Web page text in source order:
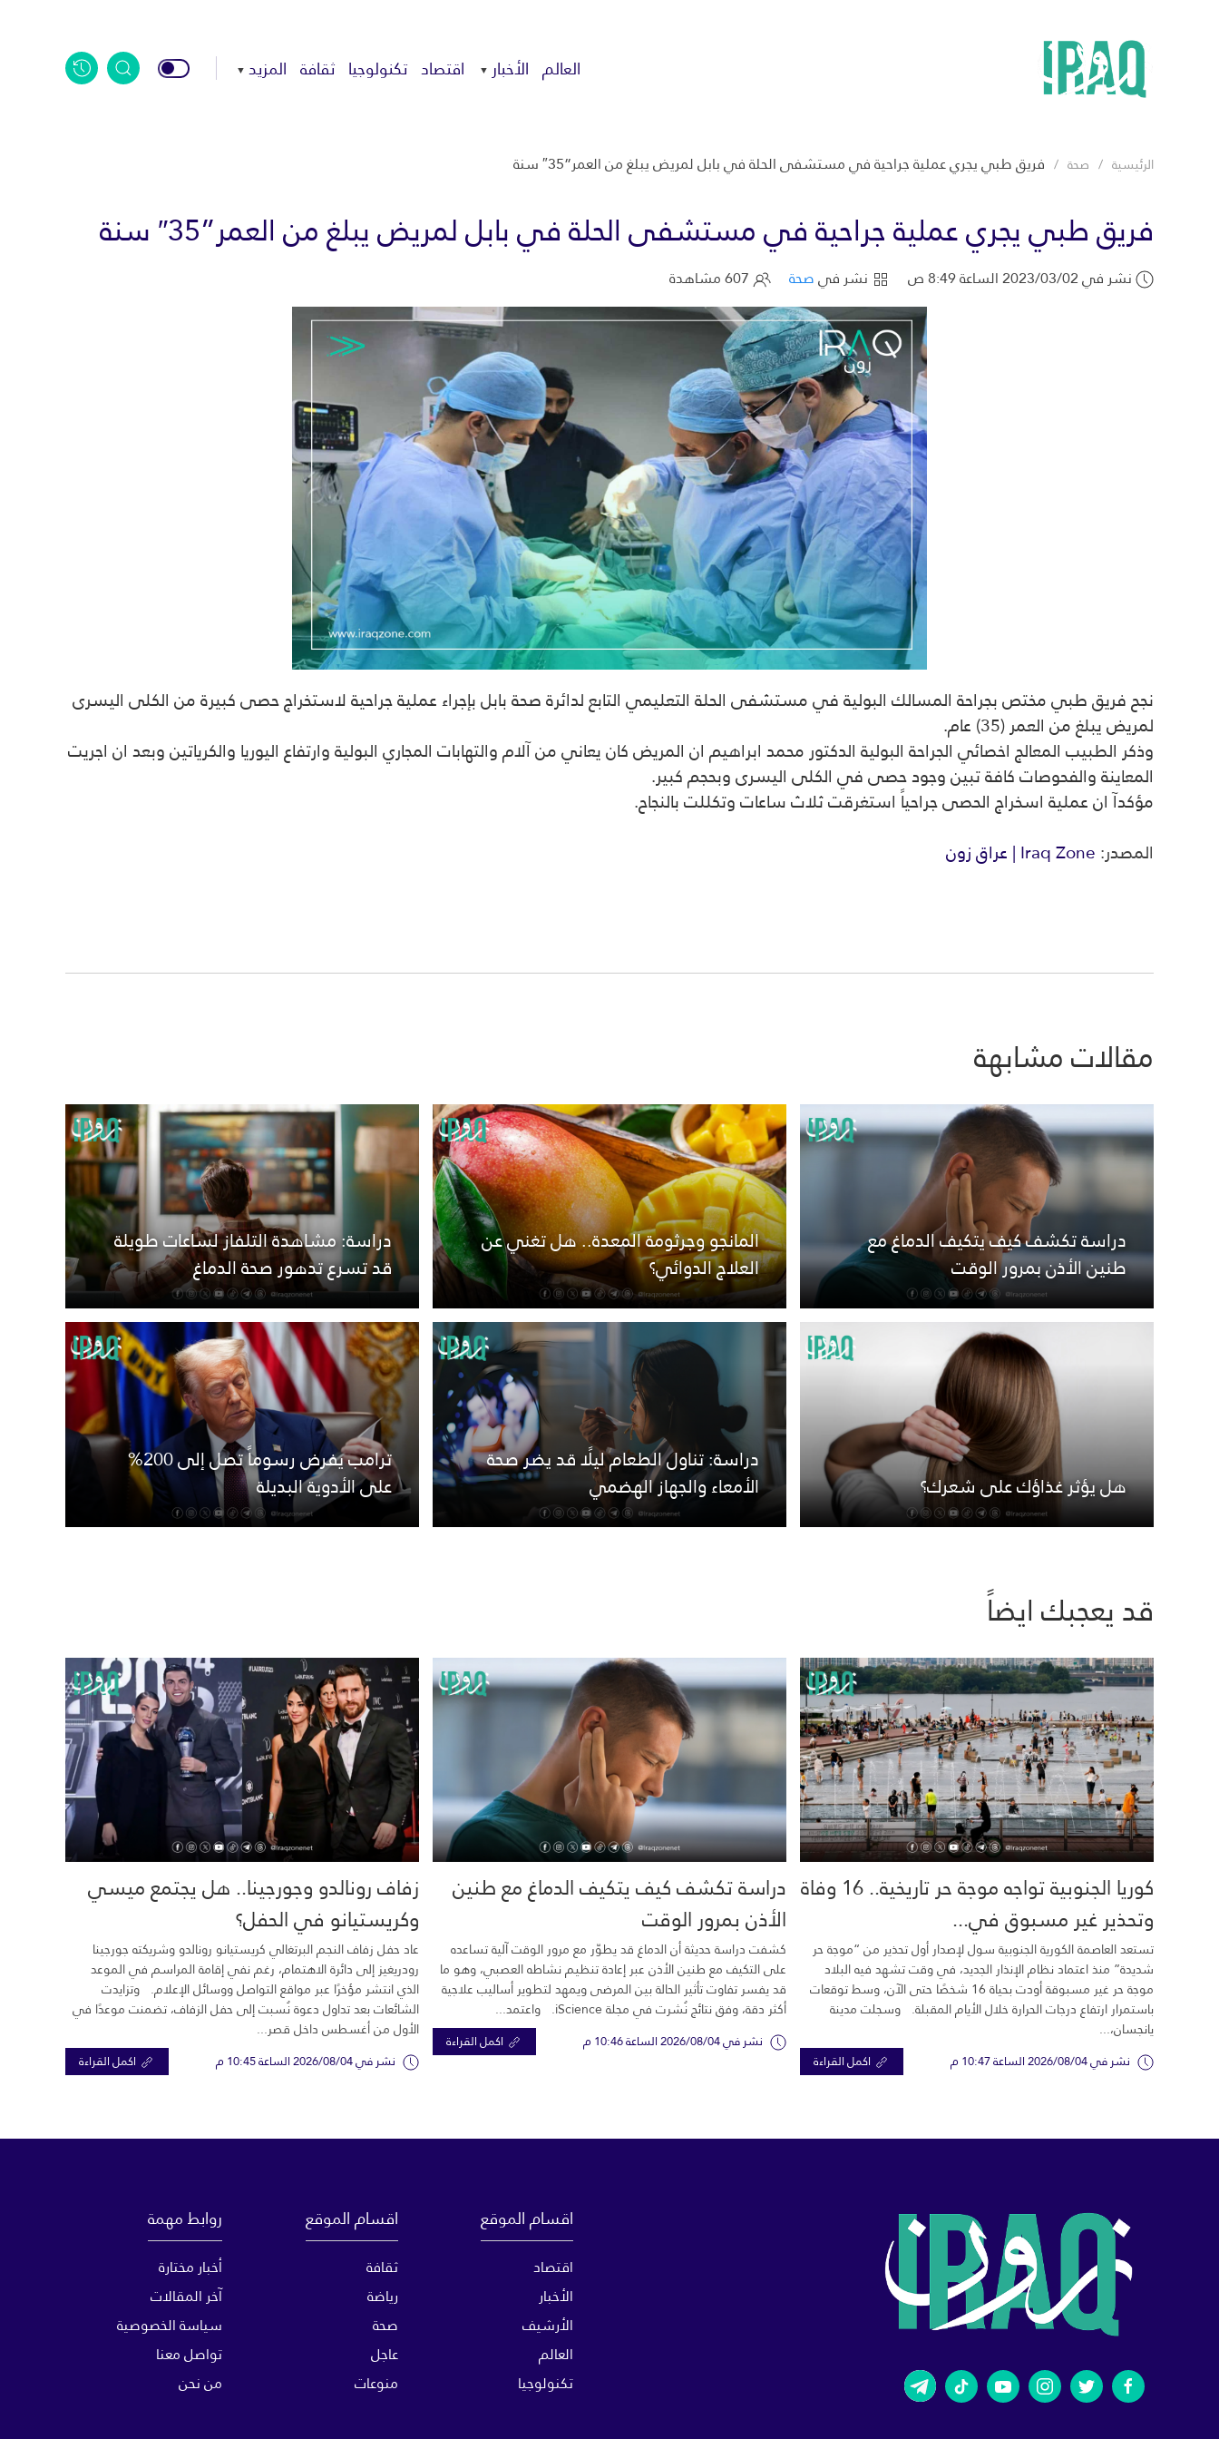
العالم الأخبار اقتصاد تكنولوجيا ثقافة المزيد
الرئيسية صحة فريق طبي يجري عملية جراحية في مستشفى الحلة في بابل لمريض يبلغ من العمر”35″ سنة
فريق طبي يجري عملية جراحية في مستشفى الحلة في بابل لمريض يبلغ من العمر”35″ سنة
نشر في 2023/03/02 الساعة 8:49 ص نشر فيصحة
نجح فريق طبي مختص بجراحة المسالك البولية في مستشفى الحلة التعليمي التابع لدائرة صحة بابل بإجراء عملية جراحية لاستخراج حصى كبيرة من الكلى اليسرى
لمريض يبلغ من العمر (35) عام.
وذكر الطبيب المعالج اخصائي الجراحة البولية الدكتور محمد ابراهيم ان المريض كان يعاني من آلام والتهابات المجاري البولية وارتفاع اليوريا والكرياتين وبعد ان اجريت
المعاينة والفحوصات كافة تبين وجود حصى في الكلى اليسرى وبحجم كبير.
مؤكدآ ان عملية اسخراج الحصى جراحياً استغرقت ثلاث ساعات وتكللت بالنجاح.
المصدر:Iraq Zone | عراق زون
مقالات مشابهة
دراسة تكشف كيف يتكيف الدماغ مع
طنين الأذن بمرور الوقت
المانجو وجرثومة المعدة.. هل تغني عن
العلاج الدوائي؟
دراسة: مشاهدة التلفاز لساعات طويلة
قد تسرع تدهور صحة الدماغ
هل يؤثر غذاؤك على شعرك؟
دراسة: تناول الطعام ليلًا قد يضر صحة
الأمعاء والجهاز الهضمي
ترامب يفرض رسوماً تصل إلى 200%
على الأدوية البديلة
قد يعجبك ايضاً
كوريا الجنوبية تواجه موجة حر تاريخية.. 16 وفاة
وتحذير غير مسبوق في...
تستعد العاصمة الكورية الجنوبية سول لإصدار أول تحذير من “موجة حر
شديدة” منذ اعتماد نظام الإنذار الجديد، في وقت تشهد فيه البلاد
موجة حر غير مسبوقة أودت بحياة 16 شخصًا حتى الآن، وسط توقعات
باستمرار ارتفاع درجات الحرارة خلال الأيام المقبلة. وسجلت مدينة
يانجسان،...
نشر في 2026/08/04 الساعة 10:47 م اكمل القراءة
دراسة تكشف كيف يتكيف الدماغ مع طنين
الأذن بمرور الوقت
كشفت دراسة حديثة أن الدماغ قد يطوّر مع مرور الوقت آلية تساعده
على التكيف مع طنين الأذن عبر إعادة تنظيم نشاطه العصبي، وهو ما
قد يفسر تفاوت تأثير الحالة بين المرضى ويمهد لتطوير أساليب علاجية
أكثر دقة، وفق نتائج نُشرت في مجلة iScience. واعتمد...
نشر في 2026/08/04 الساعة 10:46 م اكمل القراءة
زفاف رونالدو وجورجينا.. هل يجتمع ميسي
وكريستيانو في الحفل؟
عاد حفل زفاف النجم البرتغالي كريستيانو رونالدو وشريكته جورجينا
رودريغيز إلى دائرة الاهتمام، رغم نفي إقامة المراسم في الموعد
الذي انتشر مؤخرًا عبر مواقع التواصل ووسائل الإعلام. وتزايدت
الشائعات بعد تداول دعوة نُسبت إلى حفل الزفاف، تضمنت موعدًا في
الأول من أغسطس داخل قصر...
نشر في 2026/08/04 الساعة 10:45 م اكمل القراءة
اقسام الموقع
اقتصاد
الأخبار
الأرشيف
العالم
تكنولوجيا
اقسام الموقع
ثقافة
رياضة
صحة
عاجل
منوعات
روابط مهمة
أخبار مختارة
آخر المقالات
سياسة الخصوصية
تواصل معنا
من نحن